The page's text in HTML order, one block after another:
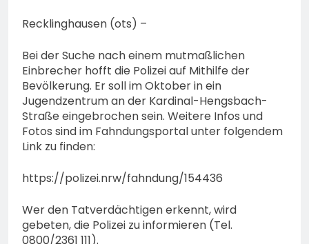
Recklinghausen (ots) –
Bei der Suche nach einem mutmaßlichen
Einbrecher hofft die Polizei auf Mithilfe der
Bevölkerung. Er soll im Oktober in ein
Jugendzentrum an der Kardinal-Hengsbach-
Straße eingebrochen sein. Weitere Infos und
Fotos sind im Fahndungsportal unter folgendem
Link zu finden:
https://polizei.nrw/fahndung/154436
Wer den Tatverdächtigen erkennt, wird
gebeten, die Polizei zu informieren (Tel.
0800/2361 111).